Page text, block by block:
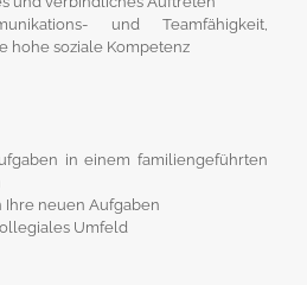
und Teamfähigkeit,
hohe soziale Kompetenz
in einem familiengeführten
Ihre neuen Aufgaben
Umfeld